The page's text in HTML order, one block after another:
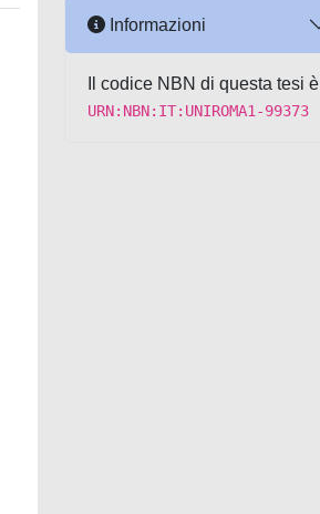
Informazioni
Il codice NBN di questa tesi è
URN:NBN:IT:UNIROMA1-99373